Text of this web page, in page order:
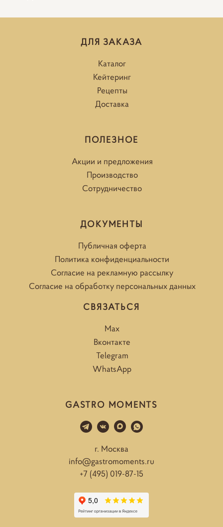
ДЛЯ ЗАКАЗА
Каталог
Кейтеринг
Рецепты
Доставка
ПОЛЕЗНОЕ
Акции и предложения
Производство
Сотрудничество
ДОКУМЕНТЫ
Публичная оферта
Политика конфиденциальности
Согласие на рекламную рассылку
Согласие на обработку персональных данных
СВЯЗАТЬСЯ
Max
Вконтакте
Telegram
WhatsApp
GASTRO MOMENTS
г. Москва
info@gastromoments.ru
+7 (495) 019-87-15